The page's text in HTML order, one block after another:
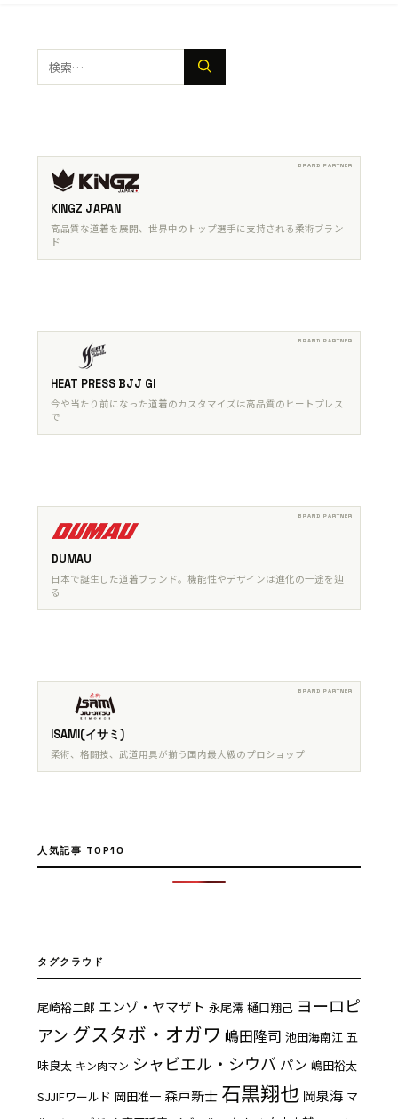
検
索:
KINGZ JAPAN
高品質な道着を展開、世界中のトップ選手に支持される柔術ブラン
ド
HEAT PRESS BJJ GI
今や当たり前になった道着のカスタマイズは高品質のヒートプレス
で
DUMAU
日本で誕生した道着ブランド。機能性やデザインは進化の一途を辿
る
ISAMI(イサミ)
柔術、格闘技、武道用具が揃う国内最大級のプロショップ
人気記事 TOP10
タグクラウド
尾崎裕二郎 エンゾ・ヤマザト 永尾澪 樋口翔己 ヨーロピ
アン グスタボ・オガワ 嶋田隆司 池田海南江 五
味良太 キン肉マン シャビエル・シウバ パン 嶋田裕太
SJJIFワールド 岡田准一 森戸新士 石黒翔也 岡泉海 マ